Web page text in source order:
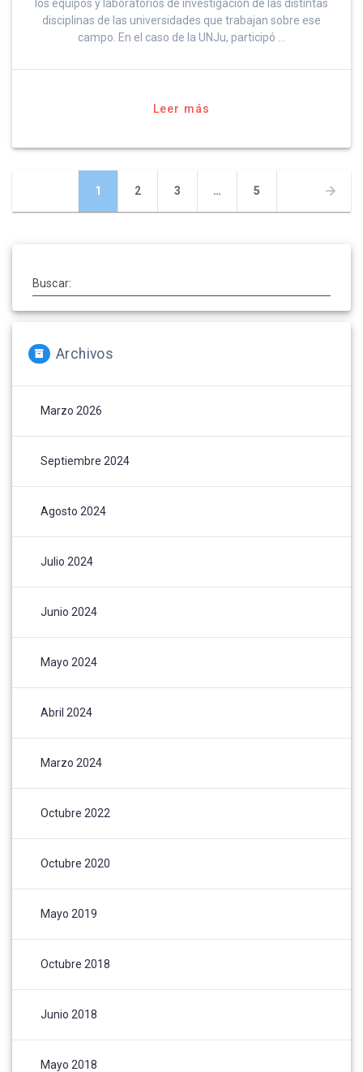
los equipos y laboratorios de investigación de las distintas
disciplinas de las universidades que trabajan sobre ese
campo. En el caso de la UNJu, participó …
Leer más
Navegación
de
entradas
Página
1 Página
2 Página
3 … Página
5
Buscar:
Archivos
Marzo 2026
Septiembre 2024
Agosto 2024
Julio 2024
Junio 2024
Mayo 2024
Abril 2024
Marzo 2024
Octubre 2022
Octubre 2020
Mayo 2019
Octubre 2018
Junio 2018
Mayo 2018